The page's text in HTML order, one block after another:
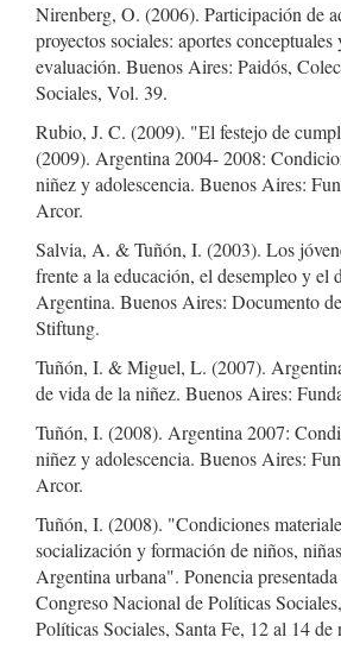
Nirenberg, O. (2006). Participación de
proyectos sociales: aportes conceptuales
evaluación. Buenos Aires: Paidós,
Sociales, Vol. 39.
Rubio, J. C. (2009). "El festejo de
(2009). Argentina 2004- 2008:
niñez y adolescencia. Buenos Aires:
Arcor.
Salvia, A. & Tuñón, I. (2003). Los
frente a la educación, el desempleo y el
Argentina. Buenos Aires: Documento
Stiftung.
Tuñón, I. & Miguel, L. (2007).
de vida de la niñez. Buenos Aires:
Tuñón, I. (2008). Argentina 2007:
niñez y adolescencia. Buenos Aires:
Arcor.
Tuñón, I. (2008). "Condiciones
socialización y formación de niños,
Argentina urbana". Ponencia
Congreso Nacional de Políticas
Políticas Sociales, Santa Fe, 12 al 14 de